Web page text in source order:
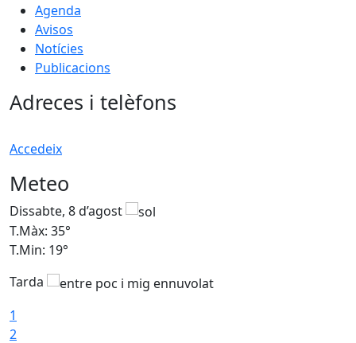
Agenda
Avisos
Notícies
Publicacions
Adreces i telèfons
Accedeix
Meteo
Dissabte, 8 d’agost
T.Màx: 35°
T.Min: 19°
Tarda
1
2